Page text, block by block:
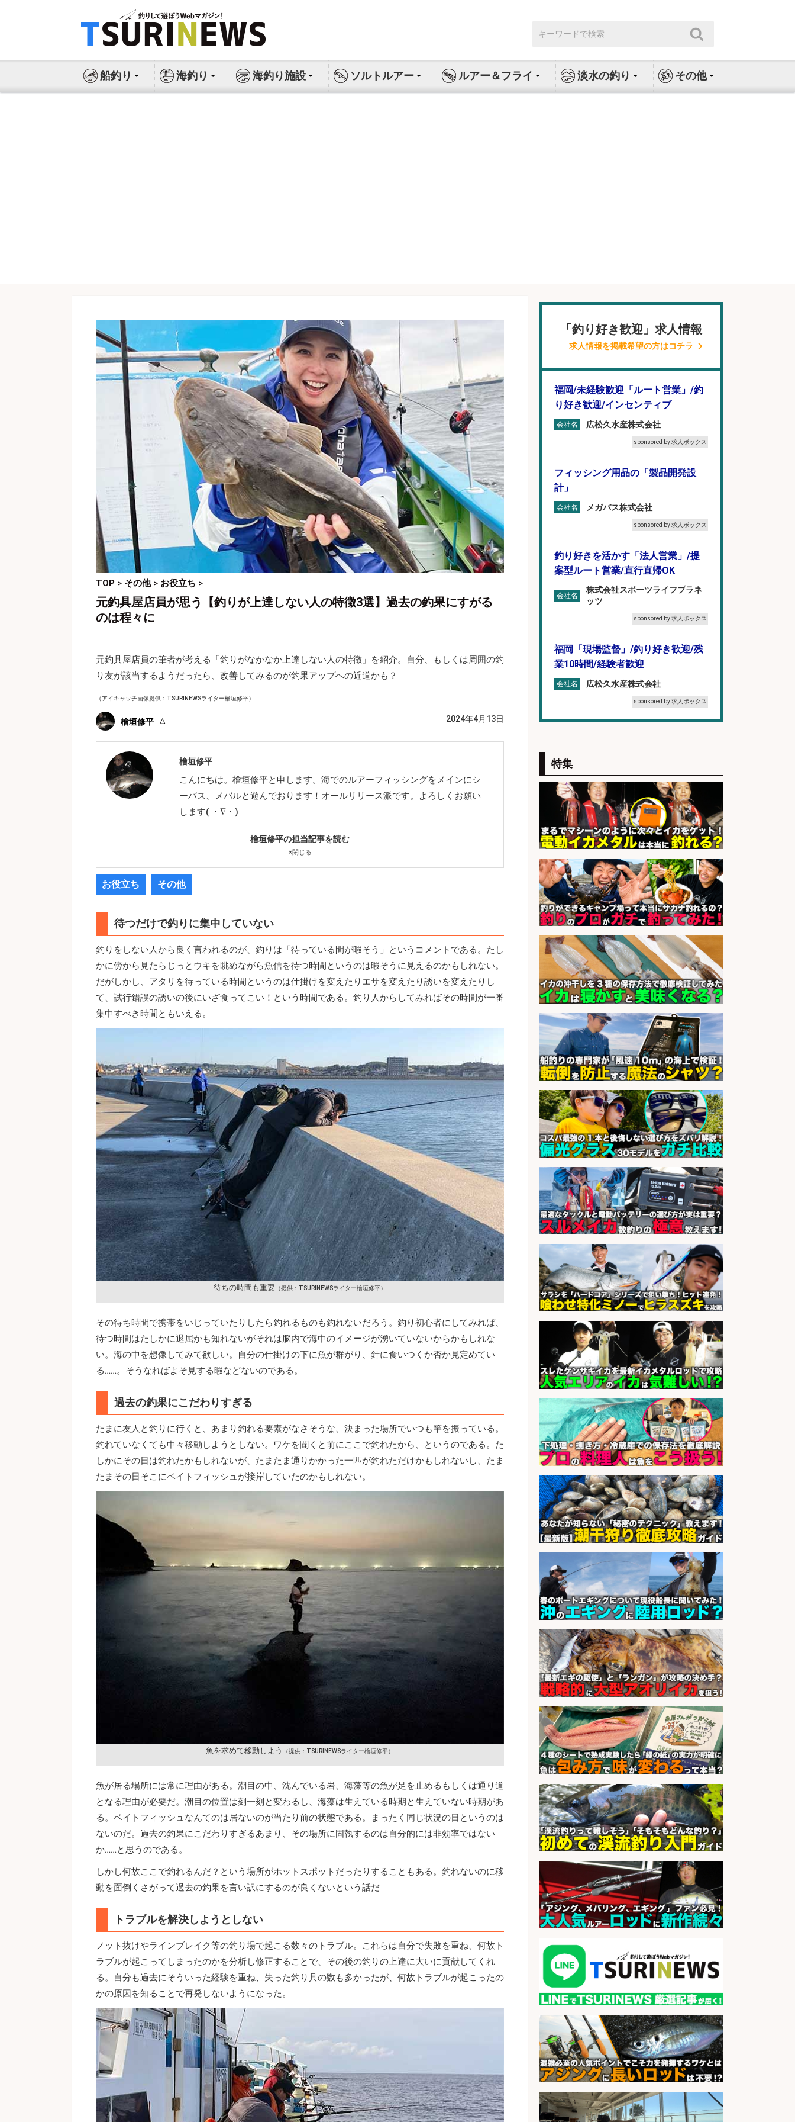
ス
索:
船釣り 海釣り 海釣り施設 ソルトルアー ルアー＆フライ 淡水の釣り その他
TOP > その他> お役立ち >
元釣具屋店員が思う【釣りが上達しない人の特徴3選】過去の釣果にすがる
のは程々に
元釣具屋店員の筆者が考える「釣りがなかなか上達しない人の特徴」を紹介。自分、もしくは周囲の釣
り友が該当するようだったら、改善してみるのが釣果アップへの近道かも？
（アイキャッチ画像提供：TSURINEWSライター檜垣修平）
檜垣修平 2024年4月13日
檜垣修平
こんにちは。檜垣修平と申します。海でのルアーフィッシングをメインにシ
ーバス、メバルと遊んでおります！オールリリース派です。よろしくお願い
します( ・∇・)
檜垣修平の担当記事を読む
×閉じる
お役立ち その他
待つだけで釣りに集中していない
釣りをしない人から良く言われるのが、釣りは「待っている間が暇そう」というコメントである。たし
かに傍から見たらじっとウキを眺めながら魚信を待つ時間というのは暇そうに見えるのかもしれない。
だがしかし、アタリを待っている時間というのは仕掛けを変えたりエサを変えたり誘いを変えたりし
て、試行錯誤の誘いの後にいざ食ってこい！という時間である。釣り人からしてみればその時間が一番
集中すべき時間ともいえる。
待ちの時間も重要 （提供：TSURINEWSライター檜垣修平）
その待ち時間で携帯をいじっていたりしたら釣れるものも釣れないだろう。釣り初心者にしてみれば、
待つ時間はたしかに退屈かも知れないがそれは脳内で海中のイメージが湧いていないからかもしれな
い。海の中を想像してみて欲しい。自分の仕掛けの下に魚が群がり、針に食いつくか否か見定めてい
る……。そうなればよそ見する暇などないのである。
過去の釣果にこだわりすぎる
たまに友人と釣りに行くと、あまり釣れる要素がなさそうな、決まった場所でいつも竿を振っている。
釣れていなくても中々移動しようとしない。ワケを聞くと前にここで釣れたから、というのである。た
しかにその日は釣れたかもしれないが、たまたま通りかかった一匹が釣れただけかもしれないし、たま
たまその日そこにベイトフィッシュが接岸していたのかもしれない。
魚を求めて移動しよう （提供：TSURINEWSライター檜垣修平）
魚が居る場所には常に理由がある。潮目の中、沈んでいる岩、海藻等の魚が足を止めるもしくは通り道
となる理由が必要だ。潮目の位置は刻一刻と変わるし、海藻は生えている時期と生えていない時期があ
る。ベイトフィッシュなんてのは居ないのが当たり前の状態である。まったく同じ状況の日というのは
ないのだ。過去の釣果にこだわりすぎるあまり、その場所に固執するのは自分的には非効率ではない
か……と思うのである。
しかし何故ここで釣れるんだ？という場所がホットスポットだったりすることもある。釣れないのに移
動を面倒くさがって過去の釣果を言い訳にするのが良くないという話だ
トラブルを解決しようとしない
ノット抜けやラインブレイク等の釣り場で起こる数々のトラブル。これらは自分で失敗を重ね、何故ト
ラブルが起こってしまったのかを分析し修正することで、その後の釣りの上達に大いに貢献してくれ
る。自分も過去にそういった経験を重ね、失った釣り具の数も多かったが、何故トラブルが起こったの
かの原因を知ることで再発しないようになった。
「釣り好き歓迎」求人情報
求人情報を掲載希望の方はコチラ
福岡/未経験歓迎「ルート営業」/釣
り好き歓迎/インセンティブ
会社名 広松久水産株式会社
sponsored by 求人ボックス
フィッシング用品の「製品開発設
計」
会社名 メガバス株式会社
sponsored by 求人ボックス
釣り好きを活かす「法人営業」/提
案型ルート営業/直行直帰OK
会社名
株式会社スポーツライフプラネ
ッツ
sponsored by 求人ボックス
福岡「現場監督」/釣り好き歓迎/残
業10時間/経験者歓迎
会社名 広松久水産株式会社
sponsored by 求人ボックス
勤務可/営業事務/軽作業
会社名 株式会社パソナ
sponsored by 求人ボックス
魚の「バイヤー」貴方の目利きでヒ
ットを生む、裁量バイヤー募集
会社名 株式会社コムライン
sponsored by 求人ボックス
オキアミをはじめとする釣り餌の
「製造」/釣り好き歓迎
会社名 広松久水産株式会社
sponsored by 求人ボックス
釣り好き必見「釣具の設計開
発」/DAIWA公認製品/年休117日
会社名
株式会社スポーツライフプラネ
ッツ
sponsored by 求人ボックス
釣り具のリールやペダルの製造/福
井県あわら市
会社名 株式会社UPP
sponsored by 求人ボックス
釣り具などの出荷作業～～/工場/製
造
会社名 UTグループ株式会社
sponsored by 求人ボックス
さらに求人情報を見る
特集